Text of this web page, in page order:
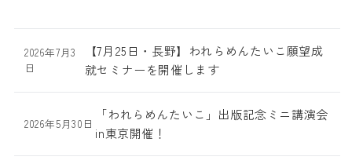
2026年7月3
日
【7月25日・長野】われらめんたいこ願望成
就セミナーを開催します
2026年5月30日
「われらめんたいこ」出版記念ミニ講演会
in東京開催！